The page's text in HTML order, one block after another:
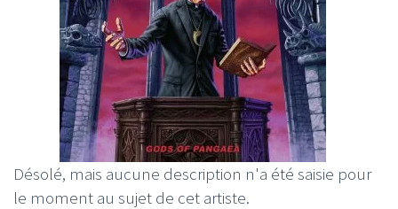
Désolé, mais aucune description n'a été saisie pour
le moment au sujet de cet artiste.